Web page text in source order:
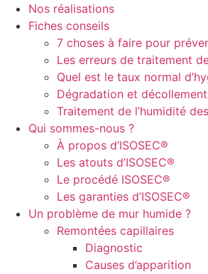
Nos réalisations
Fiches conseils
7 choses à faire pour
Les erreurs de traitement
Quel est le taux normal
Dégradation et
Traitement de l’humidité
Qui sommes-nous ?
À propos d’ISOSEC®
Les atouts d’ISOSEC®
Le procédé ISOSEC®
Les garanties d’ISOSEC®
Un problème de mur humide ?
Remontées capillaires
Diagnostic
Causes d’apparition